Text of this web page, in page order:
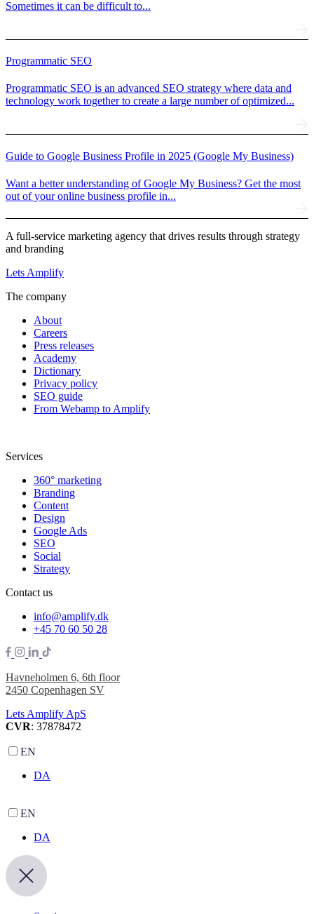
Sometimes it can be difficult to...
Programmatic SEO
Programmatic SEO is an advanced SEO strategy where data and
technology work together to create a large number of optimized...
Guide to Google Business Profile in 2025 (Google My Business)
Want a better understanding of Google My Business? Get the most
out of your online business profile in...
A full-service marketing agency that drives results through strategy
and branding
Lets Amplify
The company
About
Careers
Press releases
Academy
Dictionary
Privacy policy
SEO guide
From Webamp to Amplify
Services
360° marketing
Branding
Content
Design
Google Ads
SEO
Social
Strategy
Contact us
info@amplify.dk
+45 70 60 50 28
Havneholmen 6, 6th floor
2450 Copenhagen SV
Lets Amplify ApS
CVR: 37878472
EN
DA
EN
DA